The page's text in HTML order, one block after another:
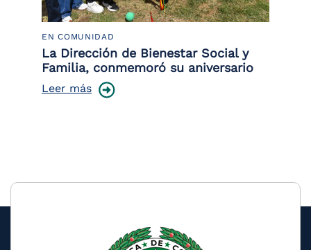
EN COMUNIDAD
La Dirección de Bienestar Social y
Familia, conmemoró su aniversario
Leer más